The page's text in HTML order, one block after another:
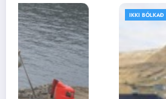
IKKI BÓLKAÐ VEÐRIÐ